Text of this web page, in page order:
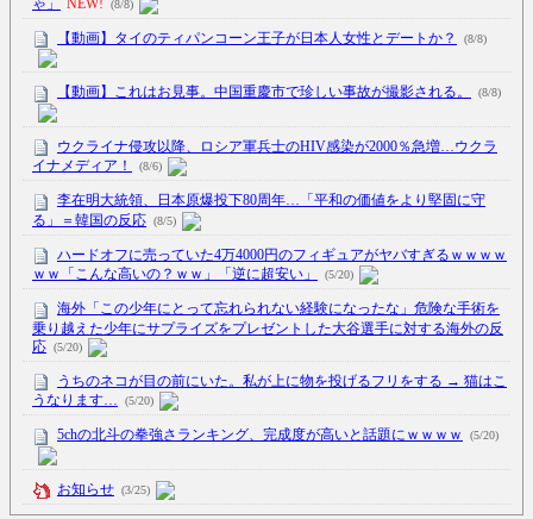
(8/8)
【動画】タイのティパンコーン王子が日本人女性とデートか？ (8/8)
【動画】これはお見事。中国重慶市で珍しい事故が撮影される。 (8/8)
ウクライナ侵攻以降、ロシア軍兵士のHIV感染が2000％急増…ウクラ
イナメディア！
(8/6)
李在明大統領、日本原爆投下80周年…「平和の価値をより堅固に守
る」＝韓国の反応 (8/5)
ハードオフに売っていた4万4000円のフィギュアがヤバすぎるｗｗｗｗ
ｗｗ「こんな高いの？ｗｗ」「逆に超安い」
(5/20)
海外「この少年にとって忘れられない経験になったな」危険な手術を
乗り越えた少年にサプライズをプレゼントした大谷選手に対する海外の反
応 (5/20)
うちのネコが目の前にいた。私が上に物を投げるフリをする → 猫はこ
うなります…
(5/20)
5chの北斗の拳強さランキング、完成度が高いと話題にｗｗｗｗ (5/20)
お知らせ (3/25)